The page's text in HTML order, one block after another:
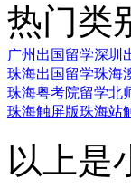
热门类
广州出国留学深圳
珠海出国留学珠海
珠海粤考院留学北
珠海触屏版珠海站
以上是